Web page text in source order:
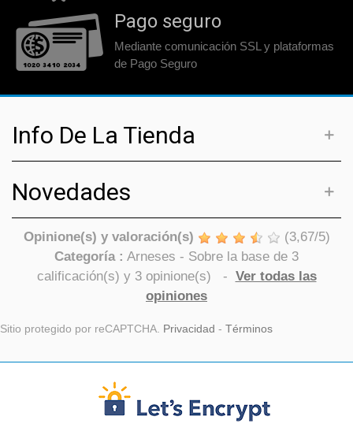
Pago seguro
Mediante comunicación SSL y plataformas
de Pago Seguro
Info De La Tienda
Novedades
Opinione(s) y valoración(s) (3,67/5)
Categoría : Arneses - Sobre la base de 3
calificación(s) y 3opinione(s) - Ver todas las
opiniones
Sitio protegido por reCAPTCHA. Privacidad - Términos